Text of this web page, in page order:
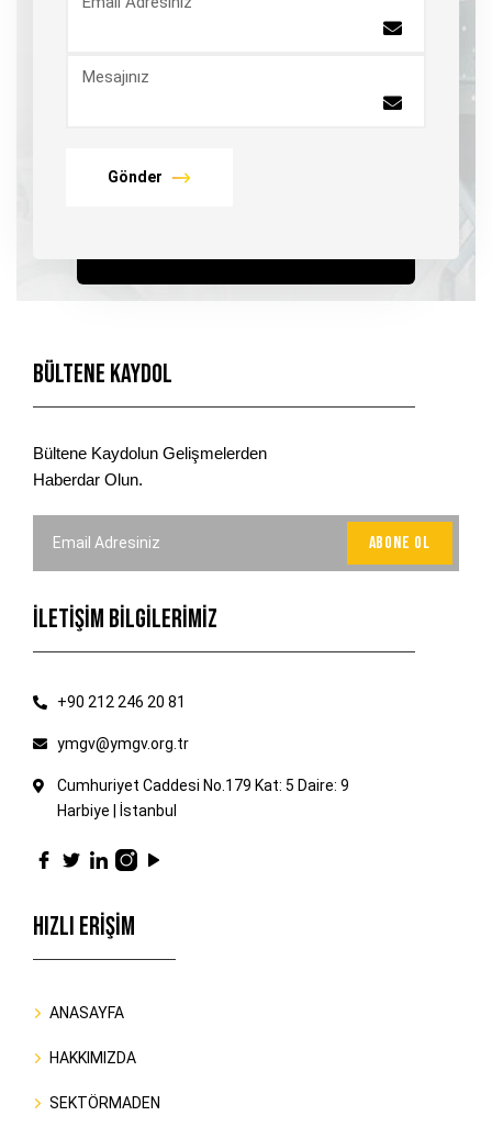
Mesajınız
Gönder
Bültene Kaydol
Bültene Kaydolun Gelişmelerden
Haberdar Olun.
İLETİŞİM BİLGİLERİMİZ
+90 212 246 20 81
ymgv@ymgv.org.tr
Cumhuriyet Caddesi No.179 Kat: 5 Daire: 9
Harbiye | İstanbul
HIZLI ERİŞİM
ANASAYFA
HAKKIMIZDA
SEKTÖRMADEN